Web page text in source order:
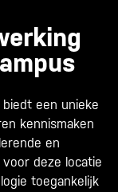
een unieke
kennismaken
en
deze locatie
toegankelijk